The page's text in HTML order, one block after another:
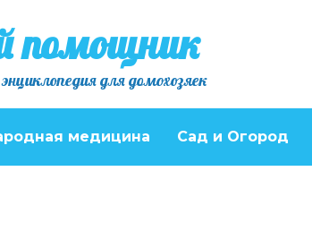
помощник
для домохозяек
медицина Сад и Огород